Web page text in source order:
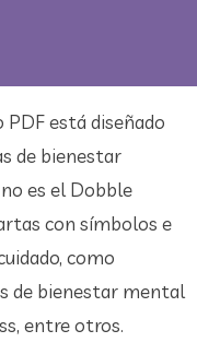
está diseñado
de bienestar
es el Dobble
con símbolos e
como
de bienestar mental
entre otros.